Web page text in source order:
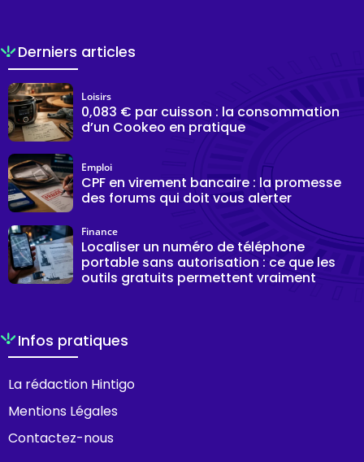
Derniers articles
0,083 € par cuisson : la consommation
d’un Cookeo en pratique
Loisirs
CPF en virement bancaire : la promesse
des forums qui doit vous alerter
Emploi
Localiser un numéro de téléphone
portable sans autorisation : ce que les
outils gratuits permettent vraiment
Finance
Infos pratiques
La rédaction Hintigo
Mentions Légales
Contactez-nous